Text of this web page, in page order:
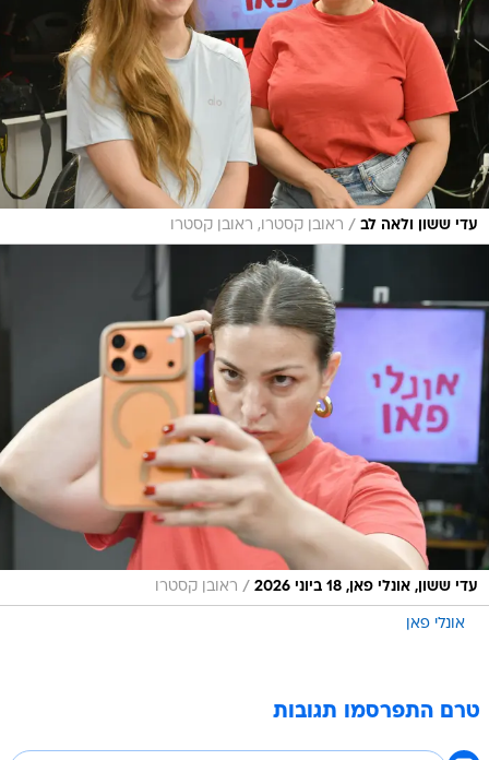
עדי ששון ולאה לב / ראובן קסטרו, ראובן קסטרו
עדי ששון, אונלי פאן, 18 ביוני 2026 / ראובן קסטרו
אונלי פאן
טרם התפרסמו תגובות